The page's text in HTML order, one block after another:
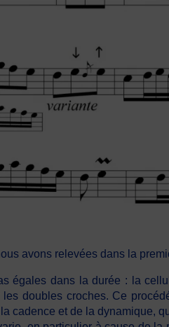
avons relevées dans la
égales dans la durée : la
les doubles croches. Ce
cadence et de la dynamique,